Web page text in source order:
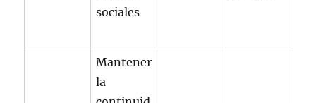
sociales
Mantener
la